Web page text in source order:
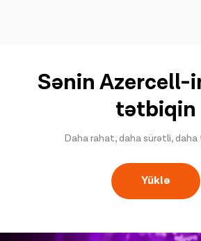
Sənin Azercell-
tətbiqin
Daha rahat, daha sürətli, daha
Yüklə